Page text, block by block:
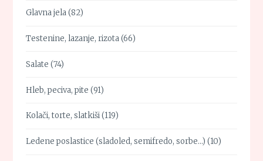
Glavna jela(82)
Testenine, lazanje, rizota(66)
Salate (74)
Hleb, peciva, pite (91)
Kolači, torte, slatkiši(119)
Ledene poslastice (sladoled, semifredo, sorbe…) (10)